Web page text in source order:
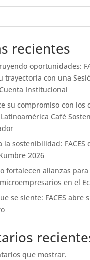
recientes
oportunidades:
trayectoria con una
Institucional
su compromiso con los
Café
sostenibilidad: FACES
2026
fortalecen alianzas
en el
se siente: FACES abre
que mostrar.